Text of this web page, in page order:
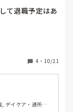
て退職予定はあ
で退職を考えて
てもらえるの時
〜と言われる。
しないと言われ
って言ってるの
ね。と言ってい
4 ・ 10/21
デイケア・通所リ